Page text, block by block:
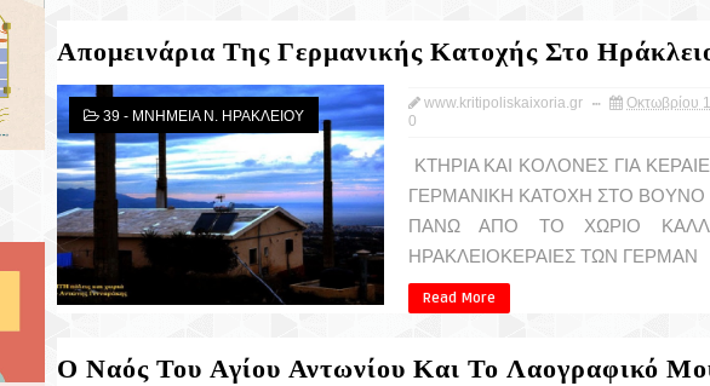
Απομεινάρια Της Γερμανικής Κατοχής Στο
39 - ΜΝΗΜΕΙΑ Ν. ΗΡΑΚΛΕΙΟΥ
www.kritipoliskaixoria.gr
Οκτωβρίου
0
ΚΤΗΡΙΑ ΚΑΙ ΚΟΛΟΝΕΣ ΓΙΑ
ΓΕΡΜΑΝΙΚΗ ΚΑΤΟΧΗ ΣΤΟ ΒΟΥΝΟ (
ΠΑΝΩ ΑΠΟ ΤΟ ΧΩΡΙΟ
ΗΡΑΚΛΕΙΟΚΕΡΑΙΕΣ ΤΩΝ ΓΕΡΜΑΝ
Read More
Ο Ναός Του Αγίου Αντωνίου Και Το Λαογραφικό